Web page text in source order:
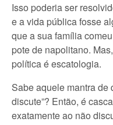
Isso poderia ser
e a vida pública fosse
que a sua família
pote de napolitano.
política é escatologia.
Sabe aquele mantra de
discute”? Então, é
exatamente ao não